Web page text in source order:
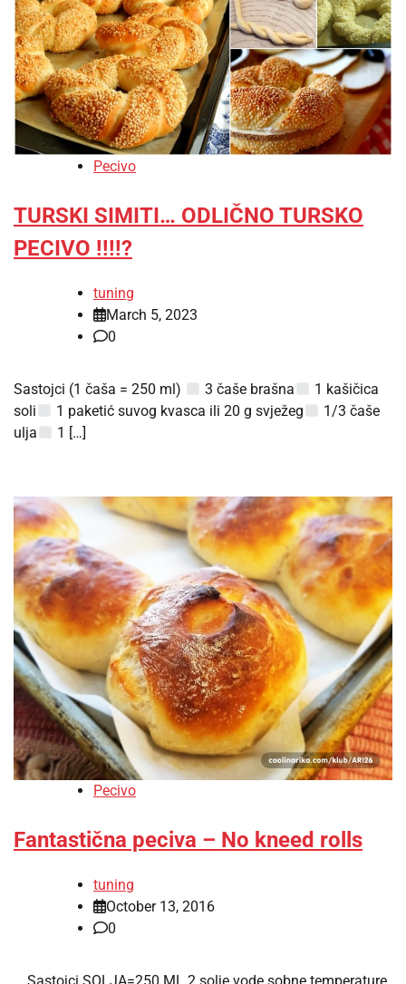
Pecivo
TURSKI SIMITI… ODLIČNO TURSKO
PECIVO !!!!?
tuning
March 5, 2023
0
Sastojci (1 čaša = 250 ml) 3 čaše brašna
1 kašičica
soli
1 paketić suvog kvasca ili 20 g svježeg
1/3 čaše
ulja
1 […]
Pecivo
Fantastična peciva – No kneed rolls
tuning
October 13, 2016
0